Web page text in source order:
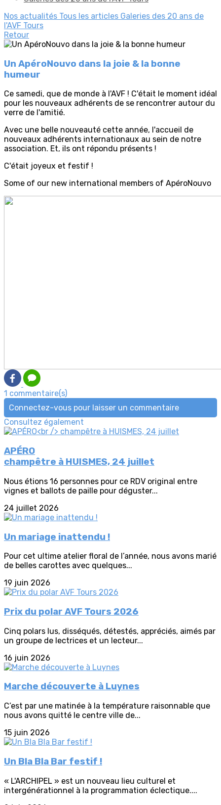
Nos actualités Tous les articles Galeries des 20 ans de
l'AVF Tours
Retour
Un ApéroNouvo dans la joie & la bonne
humeur
Ce samedi, que de monde à l'AVF ! C'était le moment idéal
pour les nouveaux adhérents de se rencontrer autour du
verre de l'amitié.
Avec une belle nouveauté cette année, l'accueil de
nouveaux adhérents internationaux au sein de notre
association. Et, ils ont répondu présents !
C'était joyeux et festif !
Some of our new international members of ApéroNouvo
1 commentaire(s)
Connectez-vous pour laisser un commentaire
Consultez également
APÉRO
champêtre à HUISMES, 24 juillet
Nous étions 16 personnes pour ce RDV original entre
vignes et ballots de paille pour déguster...
24 juillet 2026
Un mariage inattendu !
Pour cet ultime atelier floral de l’année, nous avons marié
de belles carottes avec quelques...
19 juin 2026
Prix du polar AVF Tours 2026
Cinq polars lus, disséqués, détestés, appréciés, aimés par
un groupe de lectrices et un lecteur...
16 juin 2026
Marche découverte à Luynes
C’est par une matinée à la température raisonnable que
nous avons quitté le centre ville de...
15 juin 2026
Un Bla Bla Bar festif !
« L'ARCHIPEL » est un nouveau lieu culturel et
intergénérationnel à la programmation éclectique....